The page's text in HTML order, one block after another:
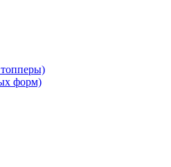
форм)